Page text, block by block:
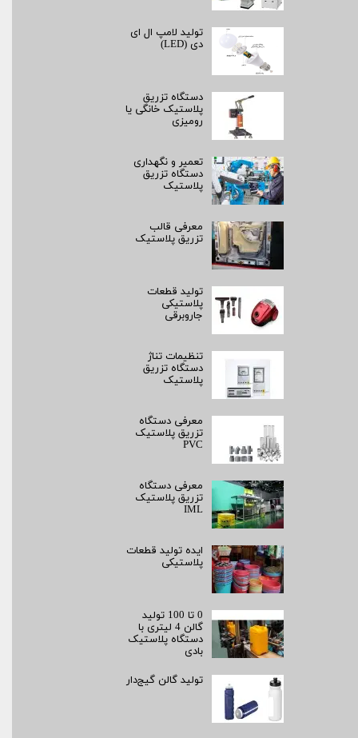
تولید لامپ ال ای
دی (LED)
دستگاه تزریق
پلاستیک خانگی یا
رومیزی
تعمیر و نگهداری
دستگاه تزریق
پلاستیک
معرفی قالب
تزریق پلاستیک
تولید قطعات
پلاستیکی
جاروبرقی
تنظیمات تناژ
دستگاه تزریق
پلاستیک
معرفی دستگاه
تزریق پلاستیک
PVC
معرفی دستگاه
تزریق پلاستیک
IML
ایده تولید قطعات
پلاستیکی
0 تا 100 تولید
گالن 4 لیتری با
دستگاه پلاستیک
بادی
تولید گالن گیج‌دار